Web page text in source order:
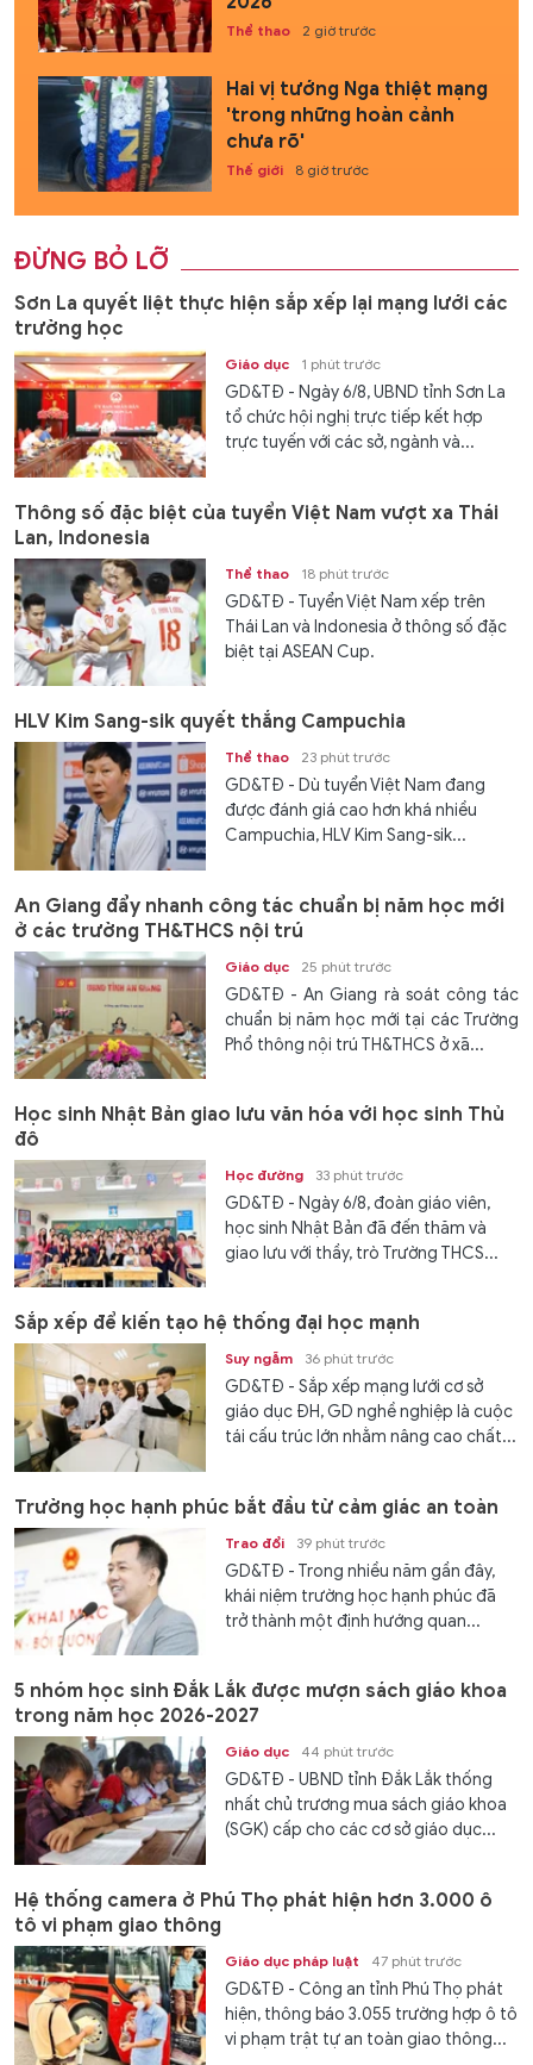
Thể thao 2 giờ trước
Hai vị tướng Nga thiệt mạng
'trong những hoàn cảnh
chưa rõ'
Thế giới 8 giờ trước
ĐỪNG BỎ LỠ
Sơn La quyết liệt thực hiện sắp xếp lại mạng lưới các
trường học
Giáo dục 1 phút trước
GD&TĐ - Ngày 6/8, UBND tỉnh Sơn La
tổ chức hội nghị trực tiếp kết hợp
trực tuyến với các sở, ngành và...
Thông số đặc biệt của tuyển Việt Nam vượt xa Thái
Lan, Indonesia
Thể thao 18 phút trước
GD&TĐ - Tuyển Việt Nam xếp trên
Thái Lan và Indonesia ở thông số đặc
biệt tại ASEAN Cup.
HLV Kim Sang-sik quyết thắng Campuchia
Thể thao 23 phút trước
GD&TĐ - Dù tuyển Việt Nam đang
được đánh giá cao hơn khá nhiều
Campuchia, HLV Kim Sang-sik...
An Giang đẩy nhanh công tác chuẩn bị năm học mới
ở các trường TH&THCS nội trú
Giáo dục 25 phút trước
GD&TĐ - An Giang rà soát công tác
chuẩn bị năm học mới tại các Trường
Phổ thông nội trú TH&THCS ở xã...
Học sinh Nhật Bản giao lưu văn hóa với học sinh Thủ
đô
Học đường 33 phút trước
GD&TĐ - Ngày 6/8, đoàn giáo viên,
học sinh Nhật Bản đã đến thăm và
giao lưu với thầy, trò Trường THCS...
Sắp xếp để kiến tạo hệ thống đại học mạnh
Suy ngẫm 36 phút trước
GD&TĐ - Sắp xếp mạng lưới cơ sở
giáo dục ĐH, GD nghề nghiệp là cuộc
tái cấu trúc lớn nhằm nâng cao chất...
Trường học hạnh phúc bắt đầu từ cảm giác an toàn
Trao đổi 39 phút trước
GD&TĐ - Trong nhiều năm gần đây,
khái niệm trường học hạnh phúc đã
trở thành một định hướng quan...
5 nhóm học sinh Đắk Lắk được mượn sách giáo khoa
trong năm học 2026-2027
Giáo dục 44 phút trước
GD&TĐ - UBND tỉnh Đắk Lắk thống
nhất chủ trương mua sách giáo khoa
(SGK) cấp cho các cơ sở giáo dục...
Hệ thống camera ở Phú Thọ phát hiện hơn 3.000 ô
tô vi phạm giao thông
Giáo dục pháp luật 47 phút trước
GD&TĐ - Công an tỉnh Phú Thọ phát
hiện, thông báo 3.055 trường hợp ô tô
vi phạm trật tự an toàn giao thông...